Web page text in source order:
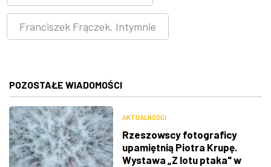
Franciszek Frączek. Intymnie
POZOSTAŁE WIADOMOŚCI
AKTUALNOŚCI
Rzeszowscy fotograficy
upamiętnią Piotra Krupę.
Wystawa „Z lotu ptaka" w